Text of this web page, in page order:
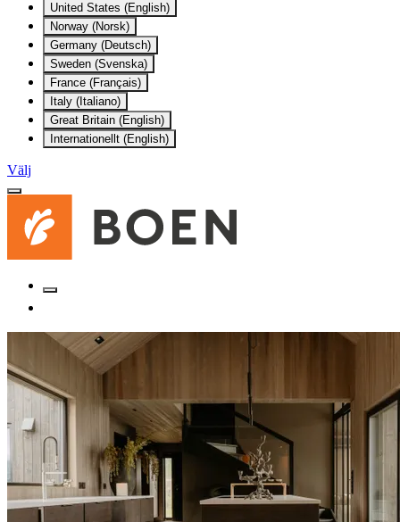
United States (English)
Norway (Norsk)
Germany (Deutsch)
Sweden (Svenska)
France (Français)
Italy (Italiano)
Great Britain (English)
Internationellt (English)
Välj